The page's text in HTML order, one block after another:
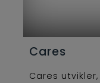
Cares
Cares